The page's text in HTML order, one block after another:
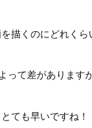
くのにどれくら
て差があります
ても早いですね！